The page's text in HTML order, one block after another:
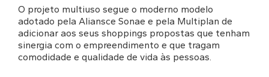
O projeto multiuso segue o moderno modelo
adotado pela Aliansce Sonae e pela Multiplan de
adicionar aos seus shoppings propostas que tenham
sinergia com o empreendimento e que tragam
comodidade e qualidade de vida às pessoas.